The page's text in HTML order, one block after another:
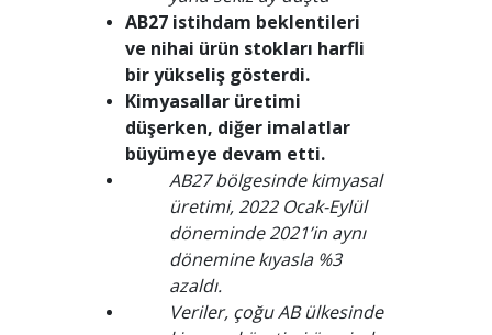
AB27 istihdam beklentileri
ve nihai ürün stokları harfli
bir yükseliş gösterdi.
Kimyasallar üretimi
düşerken, diğer imalatlar
büyümeye devam etti.
AB27 bölgesinde kimyasal
üretimi, 2022 Ocak-Eylül
döneminde 2021’in aynı
dönemine kıyasla %3
azaldı.
Veriler, çoğu AB ülkesinde